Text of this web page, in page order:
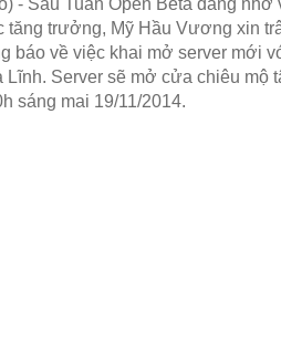
- Sau Tuần Open Beta đáng nhớ
tăng trưởng, Mỹ Hầu Vương xin
báo về việc khai mở server mới
Server sẽ mở cửa chiêu mộ
sáng mai 19/11/2014.